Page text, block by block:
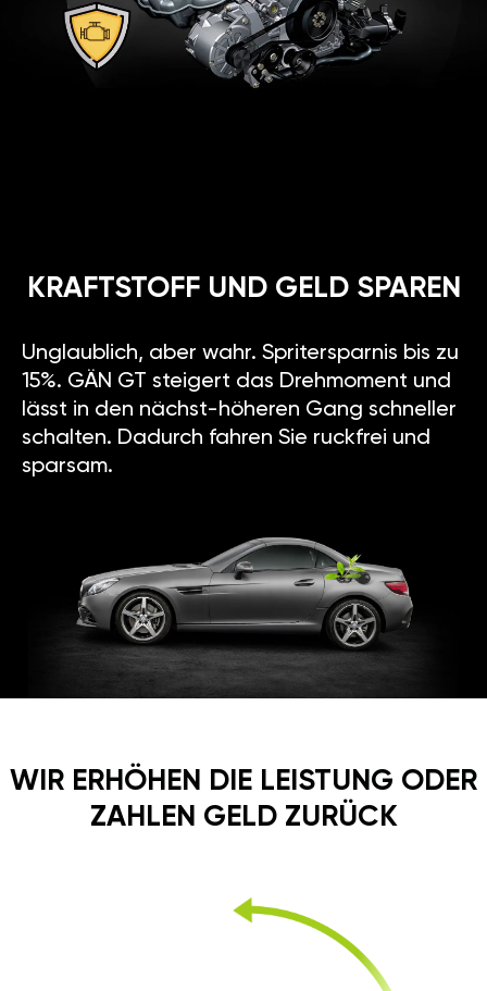
KRAFTSTOFF UND GELD SPAREN
Unglaublich, aber wahr. Spritersparnis bis zu
15%. GÄN GT steigert das Drehmoment und
lässt in den nächst-höheren Gang schneller
schalten. Dadurch fahren Sie ruckfrei und
sparsam.
WIR ERHÖHEN DIE LEISTUNG ODER
ZAHLEN GELD ZURÜCK